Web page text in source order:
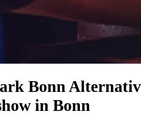
Bonn
in Bonn